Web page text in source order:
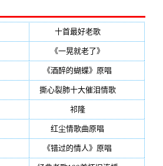
十首最好老歌(300)
《一晃就老了》
《酒醉的蝴蝶》原唱
撕心裂肺十大催泪情歌(195)
祁隆(188)
红尘情歌曲原唱
《错过的情人》原唱